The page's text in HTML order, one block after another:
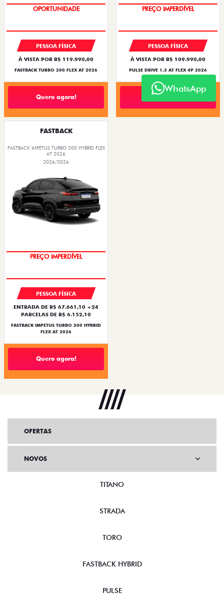
OPORTUNIDADE
PESSOA FÍSICA
À VISTA POR R$ 119.990,00
FASTBACK TURBO 200 FLEX AT 2026
Quero agora!
PREÇO IMPERDÍVEL
PESSOA FÍSICA
À VISTA POR R$ 109.990,00
PULSE DRIVE 1.3 AT FLEX 4P 2026
Quero agora!
FASTBACK
FASTBACK IMPETUS TURBO 200 HYBRID FLEX
AT 2026
2026/2026
PREÇO IMPERDÍVEL
PESSOA FÍSICA
ENTRADA DE R$ 67.661,10 +24
PARCELAS DE R$ 6.152,10
FASTBACK IMPETUS TURBO 200 HYBRID
FLEX AT 2026
Quero agora!
WhatsApp
OFERTAS
NOVOS
TITANO
STRADA
TORO
FASTBACK HYBRID
PULSE